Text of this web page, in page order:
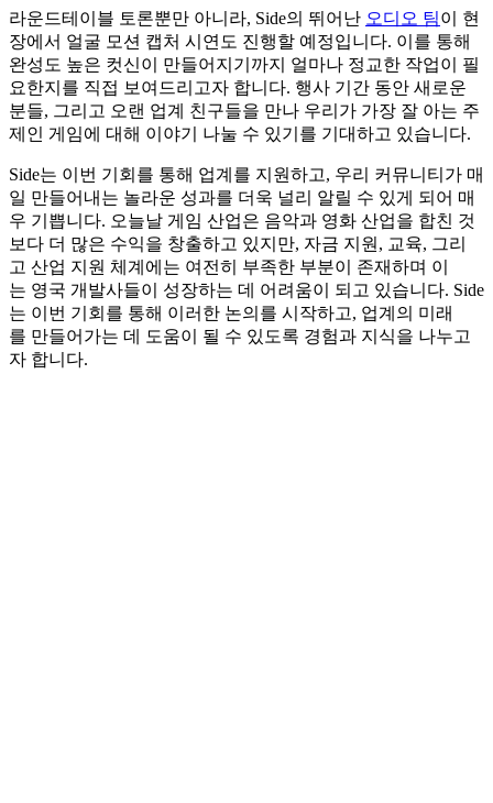
라운드테이블 토론뿐만 아니라, Side의 뛰어난 오디오 팀이 현
장에서 얼굴 모션 캡처 시연도 진행할 예정입니다. 이를 통해
완성도 높은 컷신이 만들어지기까지 얼마나 정교한 작업이 필
요한지를 직접 보여드리고자 합니다. 행사 기간 동안 새로운
분들, 그리고 오랜 업계 친구들을 만나 우리가 가장 잘 아는 주
제인 게임에 대해 이야기 나눌 수 있기를 기대하고 있습니다.
Side는 이번 기회를 통해 업계를 지원하고, 우리 커뮤니티가 매
일 만들어내는 놀라운 성과를 더욱 널리 알릴 수 있게 되어 매
우 기쁩니다. 오늘날 게임 산업은 음악과 영화 산업을 합친 것
보다 더 많은 수익을 창출하고 있지만, 자금 지원, 교육, 그리
고 산업 지원 체계에는 여전히 부족한 부분이 존재하며 이
는 영국 개발사들이 성장하는 데 어려움이 되고 있습니다. Side
는 이번 기회를 통해 이러한 논의를 시작하고, 업계의 미래
를 만들어가는 데 도움이 될 수 있도록 경험과 지식을 나누고
자 합니다.